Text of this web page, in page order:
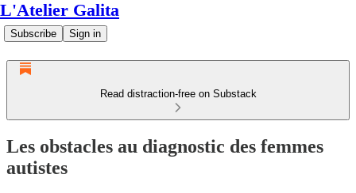
L'Atelier Galita
Subscribe Sign in
Read distraction-free on Substack
Les obstacles au diagnostic des femmes
autistes